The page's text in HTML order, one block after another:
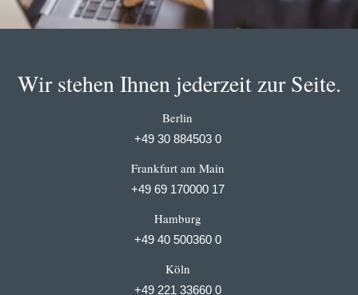
Wir stehen Ihnen jederzeit zur Seite.
Berlin
+49 30 884503 0
Frankfurt am Main
+49 69 170000 17
Hamburg
+49 40 500360 0
Köln
+49 221 33660 0